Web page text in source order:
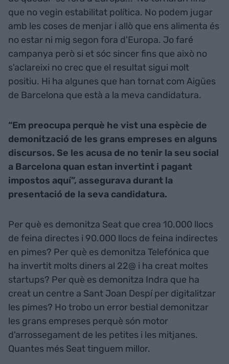
que no vegin estabilitat política. No podem jugar
amb les coses de menjar i allò que ens alimenta és
no estar ni mig segon fora d'Europa. Jo faré
campanya però si et sóc sincer fins que això no
s'aclareixi no crec que el resultat sigui molt
positiu. Hi ha algunes que han tornat com Aigües
de Barcelona que està a la meva candidatura.
“Em preocupa perquè he vist una espècie de
demonització de les grans empreses en alguns
discursos. Se les acusa de no tenir la seu social
a Barcelona quan estan invertint i pagant
impostos aquí”, assegurava durant la
presentació de la seva candidatura.
Per què es demonitza Seat que crea 10.000 llocs
de feina directes i 90.000 llocs de feina indirectes
en pimes? Per què es demonitza Telefónica que
ha invertit molts diners al 22@ i ha creat moltes
startups? Per què es demonitza Indra que ha
creat un centre a Sant Joan Despí per digitalitzar
les pimes? Ho trobo un error bestial demonitzar
les grans empreses perquè són motor
d'arrossegament de les petites i les mitjanes.
Quantes més Seat tinguem millor.